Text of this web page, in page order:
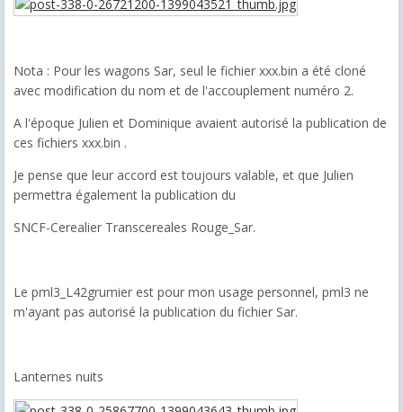
Nota : Pour les wagons Sar, seul le fichier xxx.bin a été cloné
avec modification du nom et de l'accouplement numéro 2.
A l'époque Julien et Dominique avaient autorisé la publication de
ces fichiers xxx.bin .
Je pense que leur accord est toujours valable, et que Julien
permettra également la publication du
SNCF-Cerealier Transcereales Rouge_Sar.
Le pml3_L42grumier est pour mon usage personnel, pml3 ne
m'ayant pas autorisé la publication du fichier Sar.
Lanternes nuits